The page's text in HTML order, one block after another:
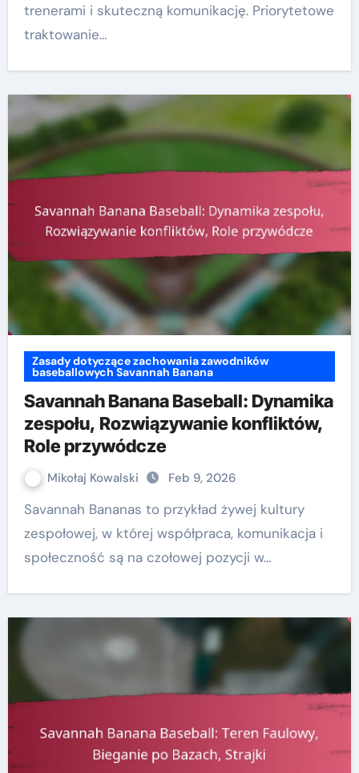
trenerami i skuteczną komunikację. Priorytetowe
traktowanie…
Zasady dotyczące zachowania zawodników
baseballowych Savannah Banana
Savannah Banana Baseball: Dynamika
zespołu, Rozwiązywanie konfliktów,
Role przywódcze
Mikołaj Kowalski Feb 9, 2026
Savannah Bananas to przykład żywej kultury
zespołowej, w której współpraca, komunikacja i
społeczność są na czołowej pozycji w…